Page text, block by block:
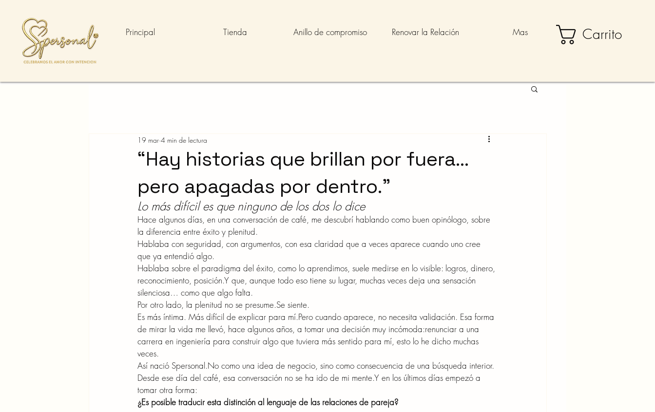
Carrito
Principal Tienda Anillo de compromiso Renovar la Relación Mas
“Hay historias que brillan por fuera…
pero apagadas por dentro.”
19 mar 4 min de lectura
Lo más difícil es que ninguno de los dos lo dice
Hace algunos días, en una conversación de café, me descubrí hablando como buen opinólogo, sobre
la diferencia entre éxito y plenitud.
Hablaba con seguridad, con argumentos, con esa claridad que a veces aparece cuando uno cree
que ya entendió algo.
Hablaba sobre el paradigma del éxito, como lo aprendimos, suele medirse en lo visible: logros, dinero,
reconocimiento, posición.Y que, aunque todo eso tiene su lugar, muchas veces deja una sensación
silenciosa… como que algo falta.
Por otro lado, la plenitud no se presume.Se siente.
Es más íntima. Más difícil de explicar para mí.Pero cuando aparece, no necesita validación. Esa forma
de mirar la vida me llevó, hace algunos años, a tomar una decisión muy incómoda:renunciar a una
carrera en ingeniería para construir algo que tuviera más sentido para mí, esto lo he dicho muchas
veces.
Así nació Spersonal.No como una idea de negocio, sino como consecuencia de una búsqueda interior.
Desde ese día del café, esa conversación no se ha ido de mi mente.Y en los últimos días empezó a
tomar otra forma:
¿Es posible traducir esta distinción al lenguaje de las relaciones de pareja?